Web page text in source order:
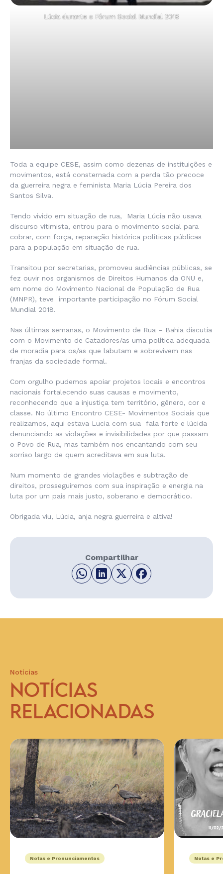
Lúcia durante o Fórum Social Mundial 2018
Toda a equipe CESE, assim como dezenas de instituições e
movimentos, está consternada com a perda tão precoce
da guerreira negra e feminista Maria Lúcia Pereira dos
Santos Silva.
Tendo vivido em situação de rua, Maria Lúcia não usava
discurso vitimista, entrou para o movimento social para
cobrar, com força, reparação histórica políticas públicas
para a população em situação de rua.
Transitou por secretarias, promoveu audiências públicas, se
fez ouvir nos organismos de Direitos Humanos da ONU e,
em nome do Movimento Nacional de População de Rua
(MNPR), teve importante participação no Fórum Social
Mundial 2018.
Nas últimas semanas, o Movimento de Rua – Bahia discutia
com o Movimento de Catadores/as uma política adequada
de moradia para os/as que labutam e sobrevivem nas
franjas da sociedade formal.
Com orgulho pudemos apoiar projetos locais e encontros
nacionais fortalecendo suas causas e movimento,
reconhecendo que a injustiça tem território, gênero, cor e
classe. No último Encontro CESE- Movimentos Sociais que
realizamos, aqui estava Lucia com sua fala forte e lúcida
denunciando as violações e invisibilidades por que passam
o Povo de Rua, mas também nos encantando com seu
sorriso largo de quem acreditava em sua luta.
Num momento de grandes violações e subtração de
direitos, prosseguiremos com sua inspiração e energia na
luta por um país mais justo, soberano e democrático.
Obrigada viu, Lúcia, anja negra guerreira e altiva!
Compartilhar
Notícias
NOTÍCIAS
RELACIONADAS
Notas e Pronunciamentos Notas e